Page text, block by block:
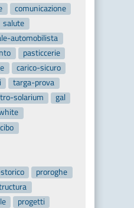
comunicazione
salute
automobilista
pasticcerie
carico-sicuro
targa-prova
solarium
gal
cibo
proroghe
progetti